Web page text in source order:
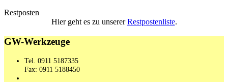
Restposten
Hier geht es zu unsererRestpostenliste.
GW-Werkzeuge
Tel. 0911 5187335
Fax: 0911 5188450